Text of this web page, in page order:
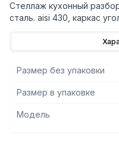
Стеллаж кухонный
сталь. aisi 430, каркас
Размер без упаковки
Размер в упаковке
Модель